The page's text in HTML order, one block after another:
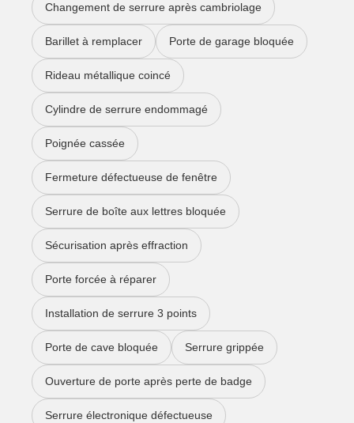
Changement de serrure après cambriolage
Barillet à remplacer Porte de garage bloquée
Rideau métallique coincé
Cylindre de serrure endommagé
Poignée cassée
Fermeture défectueuse de fenêtre
Serrure de boîte aux lettres bloquée
Sécurisation après effraction
Porte forcée à réparer
Installation de serrure 3 points
Porte de cave bloquée Serrure grippée
Ouverture de porte après perte de badge
Serrure électronique défectueuse